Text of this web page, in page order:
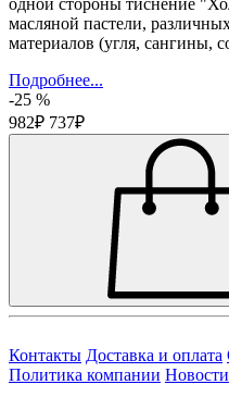
одной стороны тиснение
масляной пастели,
материалов (угля, сангины,
Подробнее...
-25 %
982₽ 737₽
Контакты Доставка и оплата
Политика компании Новости